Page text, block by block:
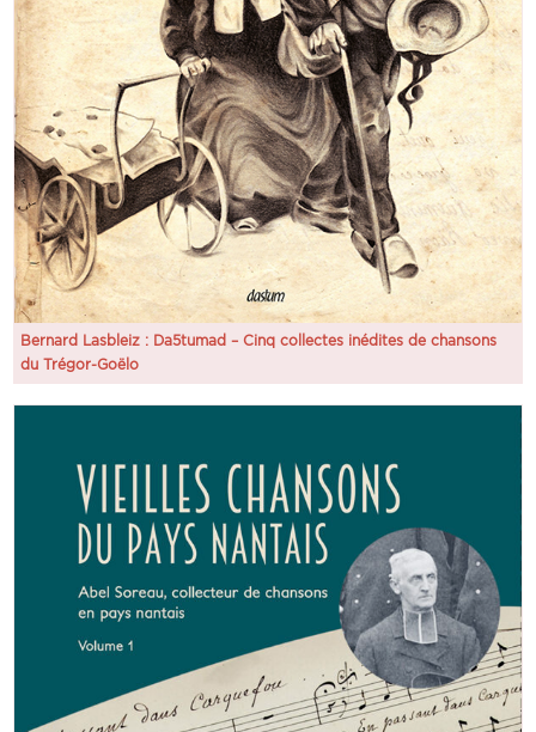
Bernard Lasbleiz : Da5tumad – Cinq collectes inédites de chansons
du Trégor-Goëlo